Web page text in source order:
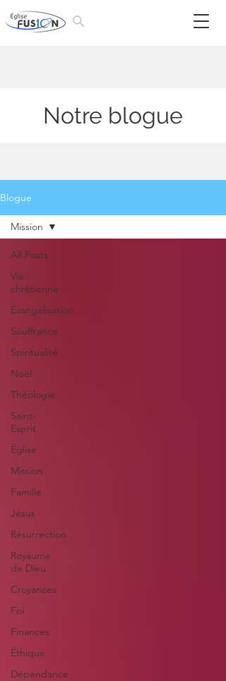
Notre blogue
Blogue
All Posts
Vie
chrétienne
Évangélisation
Souffrance
Spiritualité
Noël
Théologie
Saint-
Esprit
Église
Mission
Famille
Jésus
Résurrection
Royaume
de Dieu
Croyances
Foi
Finances
Éthique
Dépendance
Mission